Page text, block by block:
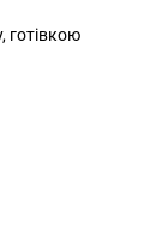
готівкою